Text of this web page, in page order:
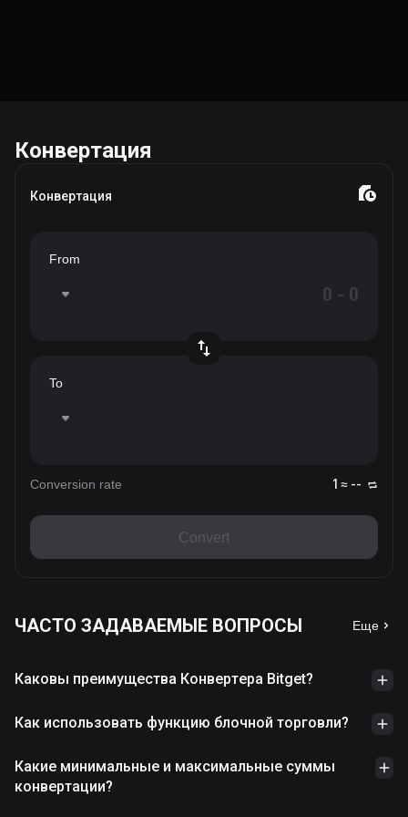
Конвертация
Конвертация
From
To
Conversion rate 1 ≈ --
Convert
ЧАСТО ЗАДАВАЕМЫЕ ВОПРОСЫ Еще
Каковы преимущества Конвертера Bitget?
Как использовать функцию блочной торговли?
Какие минимальные и максимальные суммы
конвертации?